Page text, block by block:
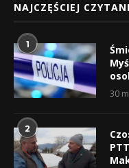
NAJCZĘŚCIEJ
1
30
2